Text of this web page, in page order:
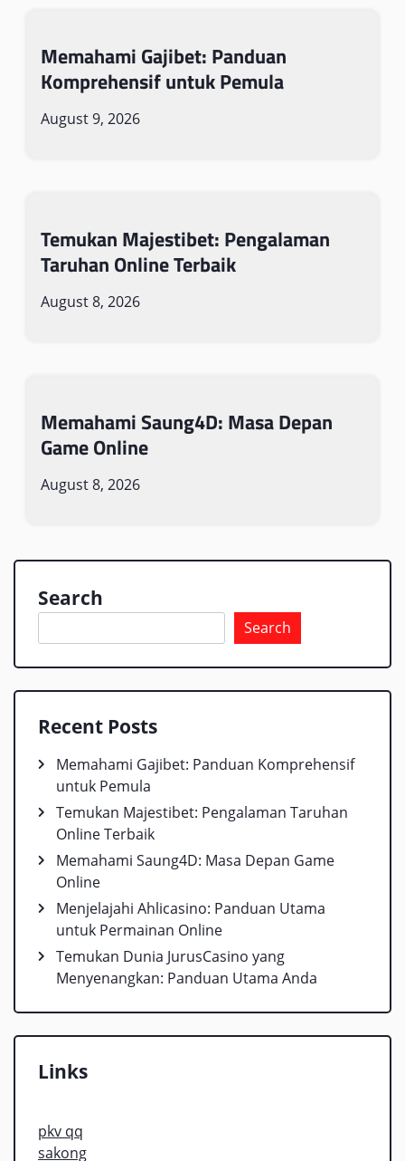
Memahami Gajibet: Panduan
Komprehensif untuk Pemula
August 9, 2026
Temukan Majestibet: Pengalaman
Taruhan Online Terbaik
August 8, 2026
Memahami Saung4D: Masa Depan
Game Online
August 8, 2026
Search
Search
Recent Posts
Memahami Gajibet: Panduan Komprehensif
untuk Pemula
Temukan Majestibet: Pengalaman Taruhan
Online Terbaik
Memahami Saung4D: Masa Depan Game
Online
Menjelajahi Ahlicasino: Panduan Utama
untuk Permainan Online
Temukan Dunia JurusCasino yang
Menyenangkan: Panduan Utama Anda
Links
pkv qq
sakong